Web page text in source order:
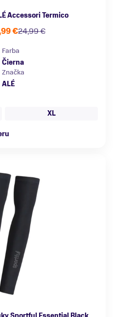
Accessori Termico
24,99 €
€
Farba
Čierna
Značka
ALÉ
XL